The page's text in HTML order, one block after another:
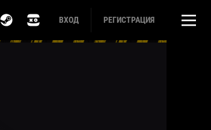
ВХОД РЕГИСТРАЦИЯ